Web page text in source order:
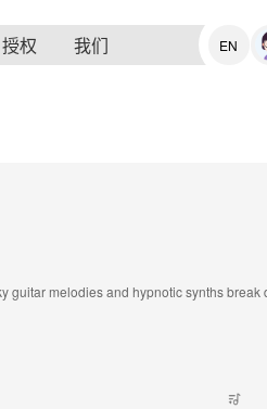
授权 我们 EN
guitar melodies and hypnotic synths